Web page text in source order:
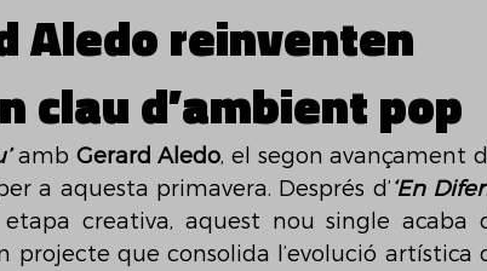
Aledo reinventen
clau d’ambient pop
amb Gerard Aledo, el segon avançament
a aquesta primavera. Després d’‘En
creativa, aquest nou single acaba
projecte que consolida l’evolució artística